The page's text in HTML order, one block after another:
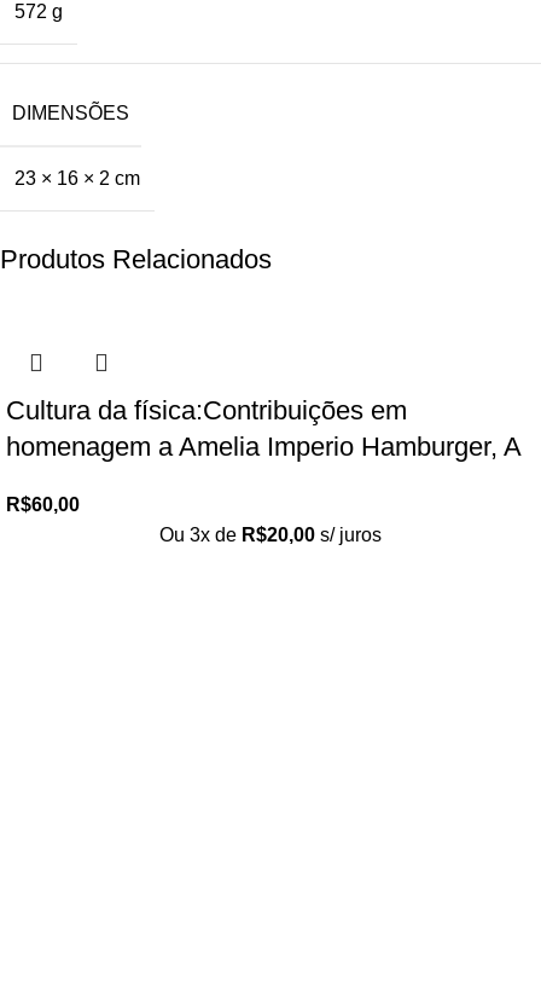
572 g
DIMENSÕES
23 × 16 × 2 cm
Produtos Relacionados
Cultura da física:Contribuições em
homenagem a Amelia Imperio Hamburger, A
R$60,00
Ou 3x de R$20,00 s/ juros